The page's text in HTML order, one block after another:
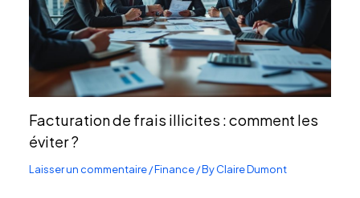
Facturation de frais illicites : comment les
éviter ?
Laisser un commentaire/Finance/ ByClaire Dumont